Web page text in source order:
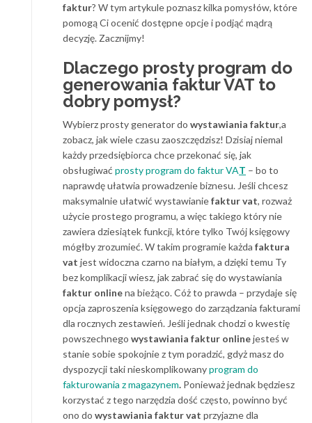
faktur? W tym artykule poznasz kilka pomysłów, które
pomogą Ci ocenić dostępne opcje i podjąć mądrą
decyzję. Zacznijmy!
Dlaczego prosty program do
generowania faktur VAT to
dobry pomysł?
Wybierz prosty generator do wystawiania faktur,a
zobacz, jak wiele czasu zaoszczędzisz! Dzisiaj niemal
każdy przedsiębiorca chce przekonać się, jak
obsługiwać prosty program do faktur VAT – bo to
naprawdę ułatwia prowadzenie biznesu. Jeśli chcesz
maksymalnie ułatwić wystawianiefaktur vat, rozważ
użycie prostego programu, a więc takiego który nie
zawiera dziesiątek funkcji, które tylko Twój księgowy
mógłby zrozumieć. W takim programie każda faktura
vat jest widoczna czarno na białym, a dzięki temu Ty
bez komplikacji wiesz, jak zabrać się do wystawiania
faktur onlinena bieżąco. Cóż to prawda – przydaje się
opcja zaproszenia księgowego do zarządzania fakturami
dla rocznych zestawień. Jeśli jednak chodzi o kwestię
powszechnego wystawiania faktur onlinejesteś w
stanie sobie spokojnie z tym poradzić, gdyż masz do
dyspozycji taki nieskomplikowanyprogram do
fakturowania z magazynem. Ponieważ jednak będziesz
korzystać z tego narzędzia dość często, powinno być
ono do wystawiania faktur vat przyjazne dla